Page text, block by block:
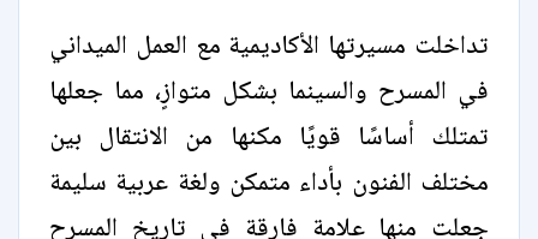
تداخلت مسيرتها الأكاديمية مع العمل الميداني
في المسرح والسينما بشكل متوازٍ، مما جعلها
تمتلك أساسًا قويًا مكنها من الانتقال بين
مختلف الفنون بأداء متمكن ولغة عربية سليمة
جعلت منها علامة فارقة في تاريخ المسرح